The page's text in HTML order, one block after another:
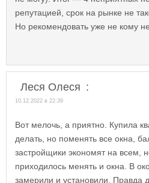
репутацией, срок на рынке не
Но рекомендовать уже не кому
Леся Олеся :
10.12.2022 в 22:39
Вот мелочь, а приятно. Купила
делать, но поменять все окна,
застройщики экономят на
приходилось менять и окна. В
замерили и установили. Правда